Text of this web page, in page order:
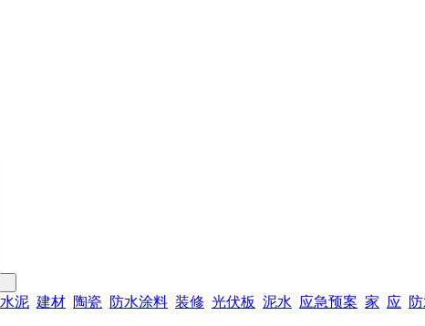
水泥 建材 陶瓷 防水涂料 装修 光伏板 泥水 应急预案 家 应